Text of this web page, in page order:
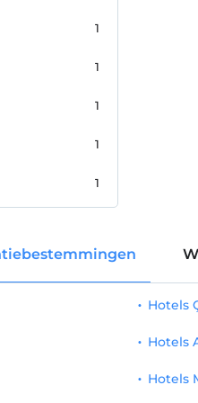
1
1
1
dranken 1
1
1
1
1
1
1
1
Hotels
Hotels
Hotels